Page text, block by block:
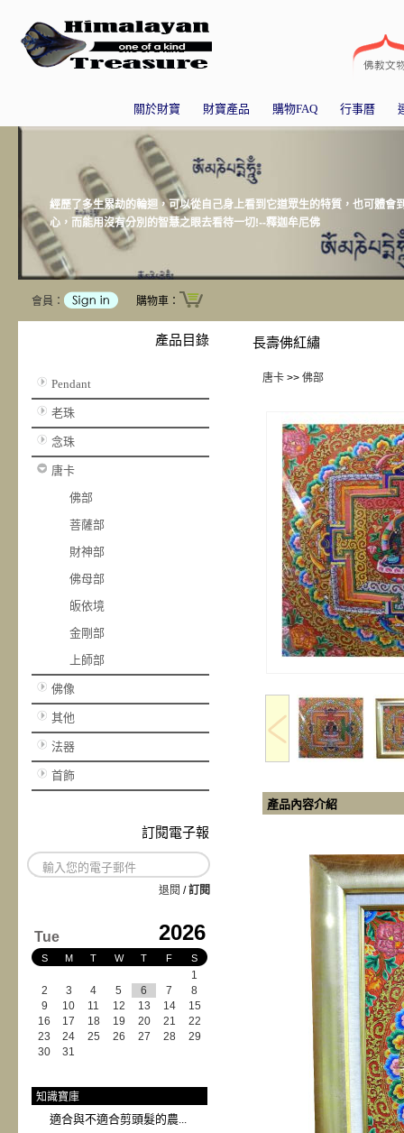
關於財寶 財寶產品 購物FAQ 行事曆
經歷了多生累劫的輪迴，可以從自己身上看到它道眾生的特質，也可體會
心，而能用沒有分別的智慧之眼去看待一切!--釋迦牟尼佛
會員： 購物車：
產品目錄
Pendant
老珠
念珠
唐卡
佛部
菩薩部
財神部
佛母部
皈依境
金剛部
上師部
佛像
其他
法器
首飾
訂閱電子報
退閱 /訂閱
Tue 2026
S M T W T F S
1
2
3 4 5 6 7
8
9
10 11 12 13 14
15
16
17 18 19 20 21
22
23
24 25 26 27 28
29
30
31
知識寶庫
適合與不適合剪頭髮的農...
長壽佛紅繡
唐卡>> 佛部
產品內容介紹